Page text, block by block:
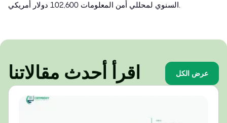
السنوي لمحللي أمن المعلومات 102,600 دولار أمريكي.
اقرأ أحدث مقالاتنا عرض الكل